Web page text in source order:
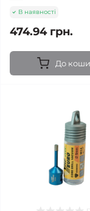
В наявності
474.94 грн.
До